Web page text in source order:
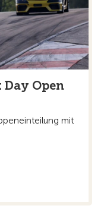
Open
mit